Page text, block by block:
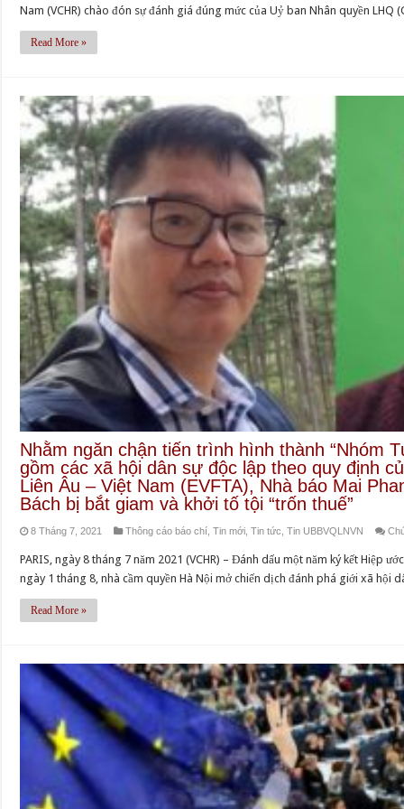
Nam (VCHR) chào đón sự đánh giá đúng mức của Uỷ ban Nhân quyền LHQ
Read More »
Nhằm ngăn chận tiến trình hình thành “Nhóm
gồm các xã hội dân sự độc lập theo quy định
Liên Âu – Việt Nam (EVFTA), Nhà báo Mai
Bách bị bắt giam và khởi tố tội “trốn thuế”
8 Tháng 7, 2021 Thông cáo báo chí,Tin mới,Tin tức,Tin UBBVQLNVN
PARIS, ngày 8 tháng 7 năm 2021 (VCHR) – Đánh dấu một năm ký kết Hiệp
ngày 1 tháng 8, nhà cầm quyền Hà Nội mở chiến dịch đánh phá giới xã hội
Read More »